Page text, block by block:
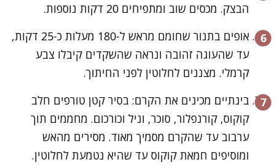
הבצק. מכסים שוב ומתפיחים 20 דקות נוספות.
אופים בתנור שחומם מראש ל-180 מעלות כ-25 דקות,
עד שהעוגה זהובה ונראה שהשקדים קיבלו צבע
קרמלי. מצננים לחלוטין לפני החיתוך.
בינתיים מכינים את הקרם: בסיר קטן טורפים חלב
קוקוס, קורנפלור, סוכר, וניל וכורכום. מחממים תוך
ערבוב עד שהקרם מסמיך מאוד. מסירים מהאש
ומוסיפים חמאת קוקוס עד שהיא נטמעת לחלוטין.